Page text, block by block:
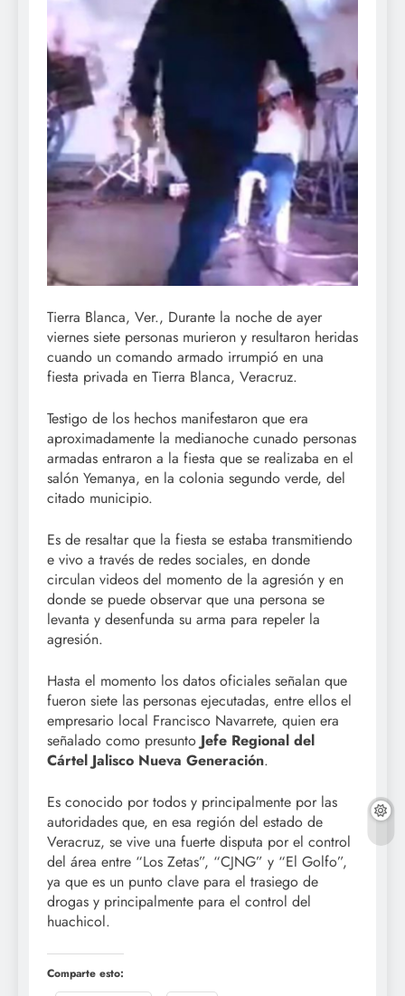
Tierra Blanca, Ver., Durante la noche de ayer
viernes siete personas murieron y resultaron heridas
cuando un comando armado irrumpió en una
fiesta privada en Tierra Blanca, Veracruz.
Testigo de los hechos manifestaron que era
aproximadamente la medianoche cunado personas
armadas entraron a la fiesta que se realizaba en el
salón Yemanya, en la colonia segundo verde, del
citado municipio.
Es de resaltar que la fiesta se estaba transmitiendo
e vivo a través de redes sociales, en donde
circulan videos del momento de la agresión y en
donde se puede observar que una persona se
levanta y desenfunda su arma para repeler la
agresión.
Hasta el momento los datos oficiales señalan que
fueron siete las personas ejecutadas, entre ellos el
empresario local Francisco Navarrete, quien era
señalado como presunto Jefe Regional del
Cártel Jalisco Nueva Generación.
Es conocido por todos y principalmente por las
autoridades que, en esa región del estado de
Veracruz, se vive una fuerte disputa por el control
del área entre “Los Zetas”, “CJNG” y “El Golfo”,
ya que es un punto clave para el trasiego de
drogas y principalmente para el control del
huachicol.
Comparte esto: